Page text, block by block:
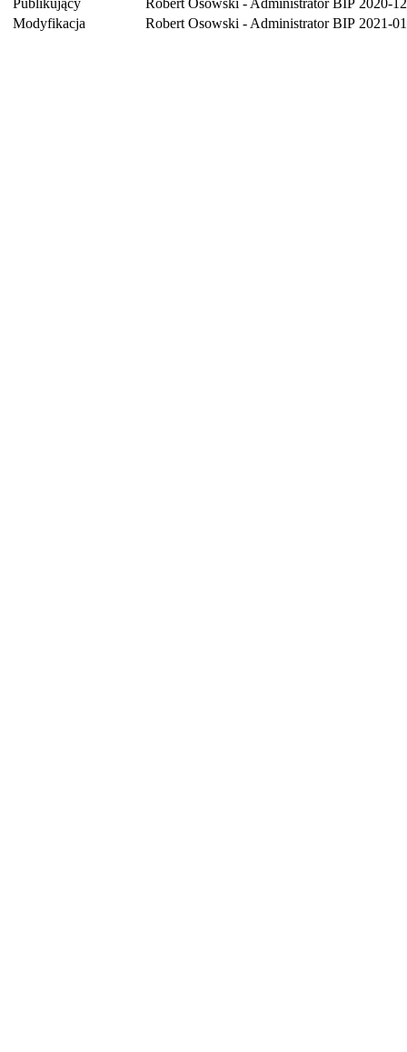
Publikujący
Robert Osowski - Administrator BIP 2020-
Modyfikacja
Robert Osowski - Administrator BIP 2021-